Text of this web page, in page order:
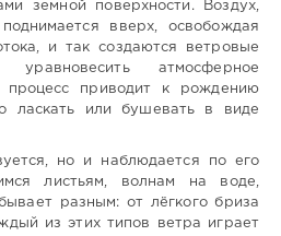
земной поверхности. Воздух,
вверх, освобождая
и так создаются ветровые
уравновесить атмосферное
процесс приводит к рождению
ласкать или бушевать в виде
но и наблюдается по его
листьям, волнам на воде,
разным: от лёгкого бриза
из этих типов ветра играет